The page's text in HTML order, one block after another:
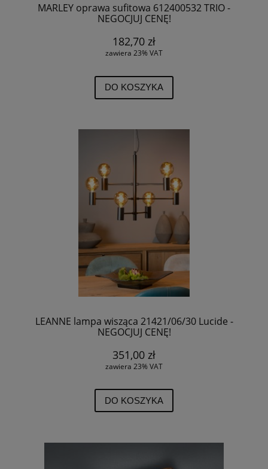
MARLEY oprawa sufitowa 612400532 TRIO -
NEGOCJUJ CENĘ!
182,70 zł
zawiera 23% VAT
DO KOSZYKA
LEANNE lampa wisząca 21421/06/30 Lucide -
NEGOCJUJ CENĘ!
351,00 zł
zawiera 23% VAT
DO KOSZYKA